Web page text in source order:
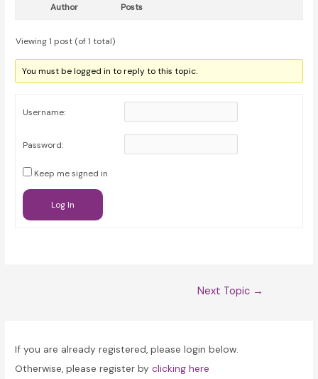
Author Posts
Viewing 1 post (of 1 total)
You must be logged in to reply to this topic.
Username:
Password:
Keep me signed in
Log In
Next Topic →
If you are already registered, please login below.
Otherwise, please register byclicking here